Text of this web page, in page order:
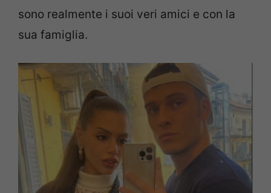
sono realmente i suoi veri amici e con la
sua famiglia.